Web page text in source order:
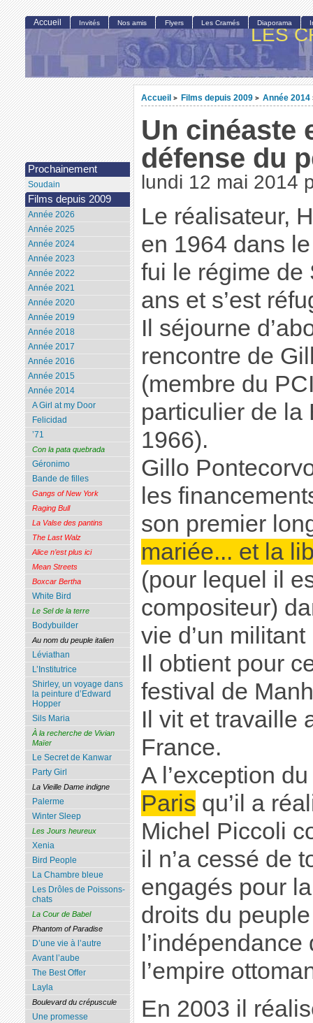
LES
Accueil > Films depuis 2009 > Année 2014
Un cinéaste
défense du
lundi 12 mai 2014
Le réalisateur,
en 1964 dans
fui le régime de
ans et s’est
Il séjourne
rencontre de
(membre du
particulier de la
1966).
Gillo
les
son premier
mariée... et la
(pour lequel il
compositeur)
vie d’un
Il obtient pour
festival de
Il vit et travaille
France.
A l’exception
Paris qu’il a
Michel Piccoli
il n’a cessé de
engagés pour
droits du
l’empire
En 2003 il
Accueil Invités Nos amis Flyers Les Cramés Diaporama
Prochainement
Soudain
Films depuis 2009
Année 2026
Année 2025
Année 2024
Année 2023
Année 2022
Année 2021
Année 2020
Année 2019
Année 2018
Année 2017
Année 2016
Année 2015
Année 2014
A Girl at my Door
Felicidad
’71
Con la pata quebrada
Géronimo
Bande de filles
Gangs of New York
Raging Bull
La Valse des pantins
The Last Walz
Alice n’est plus ici
Mean Streets
Boxcar Bertha
White Bird
Le Sel de la terre
Bodybuilder
Au nom du peuple italien
Léviathan
L’Institutrice
Shirley, un voyage dans
la peinture d’Edward
Hopper
Sils Maria
À la recherche de Vivian
Maïer
Le Secret de Kanwar
Party Girl
La Vieille Dame indigne
Palerme
Winter Sleep
Les Jours heureux
Xenia
Bird People
La Chambre bleue
Les Drôles de Poissons-
chats
La Cour de Babel
Phantom of Paradise
D’une vie à l’autre
Avant l’aube
The Best Offer
Layla
Boulevard du crépuscule
Une promesse